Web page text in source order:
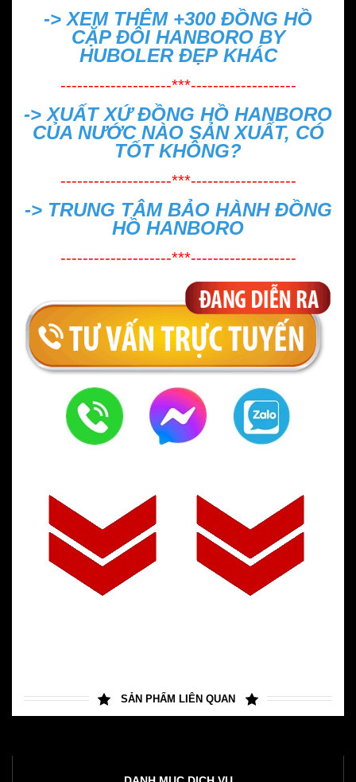
-> XEM THÊM +300 ĐỒNG HỒ
CẶP ĐÔI HANBORO BY
HUBOLER ĐẸPKHÁC
--------------------***-------------------
->XUẤT XỨ ĐỒNG HỒ HANBORO
CỦA NƯỚC NÀO SẢN XUẤT, CÓ
TỐT KHÔNG?
--------------------***-------------------
-> TRUNG TÂM BẢO HÀNH ĐỒNG
HỒ HANBORO
--------------------***-------------------
SẢN PHẨM LIÊN QUAN